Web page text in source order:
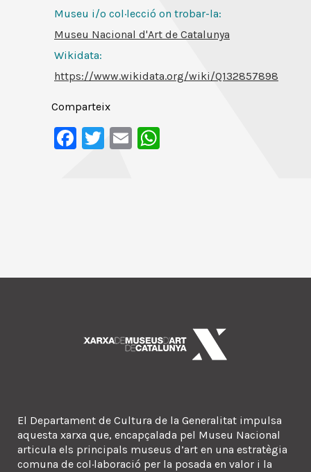
Museu i/o col·lecció on trobar-la:
Museu Nacional d'Art de Catalunya
Wikidata:
https://www.wikidata.org/wiki/Q132857898
Comparteix
Facebook
Twitter
Email
El Departament de Cultura de la Generalitat impulsa
aquesta xarxa que, encapçalada pel Museu Nacional
articula els principals museus d’art en una estratègia
comuna de col·laboració per la posada en valor i la